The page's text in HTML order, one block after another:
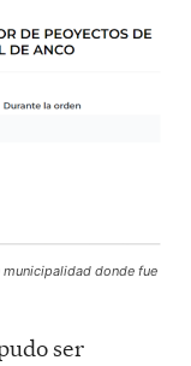
donde fue
ser